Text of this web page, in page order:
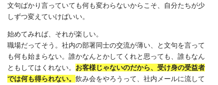
文句ばかり言っていても何も変わらないからこそ、自分たちが少
しずつ変えていけばいい。
始めてみれば、それが楽しい。
職場だってそう。社内の部署同士の交流が薄い、と文句を言って
も何も始まらない。誰かなんとかしてくれと思っても、誰もなん
ともしてはくれない。 お客様じゃないのだから、受け身の受益者
では何も得られない。 飲み会をやろうって、社内メールに流して